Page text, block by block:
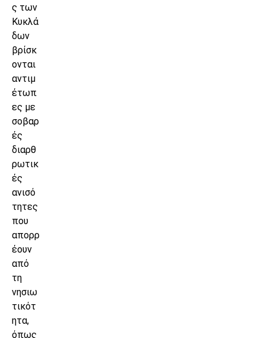
ς των
Κυκλά
δων
βρίσκ
ονται
αντιμ
έτωπ
ες με
σοβαρ
ές
διαρθ
ρωτικ
ές
ανισό
τητες
που
απορρ
έουν
από
τη
νησιω
τικότ
ητα,
όπως